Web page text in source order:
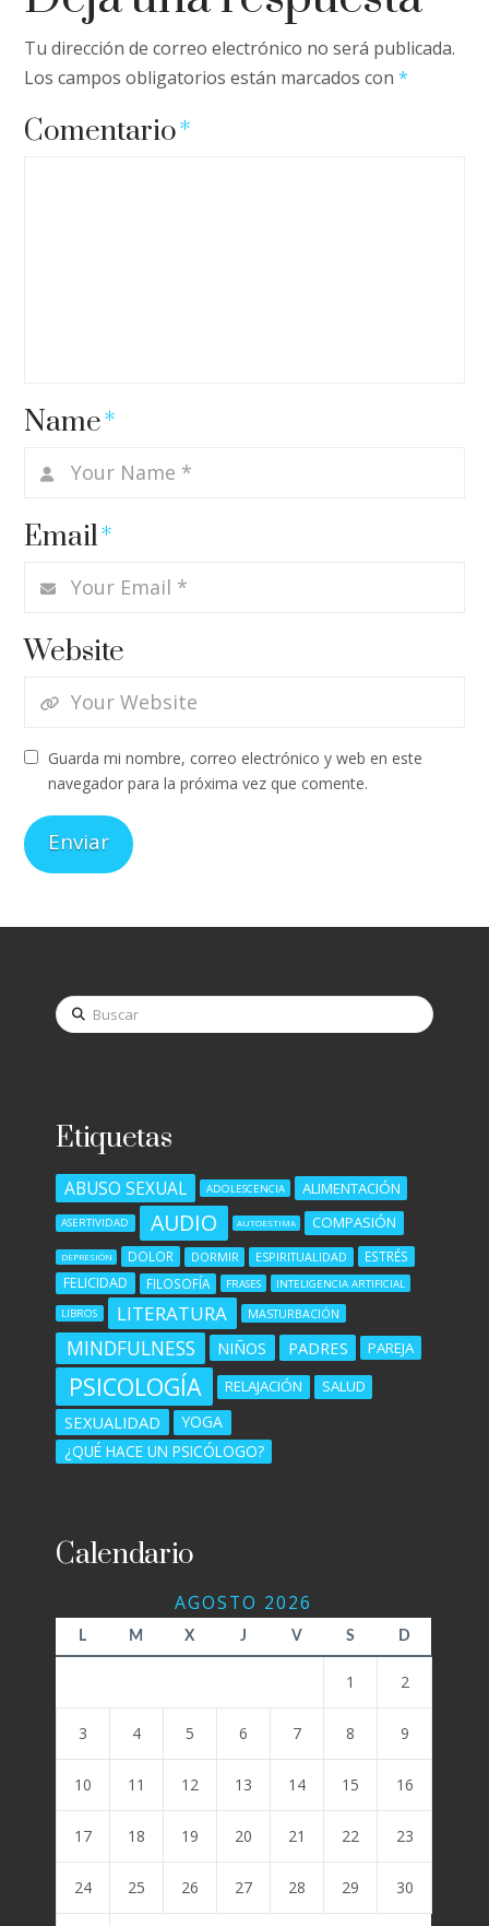
Tu dirección de correo electrónico no será publicada.
Los campos obligatorios están marcados con*
Comentario*
Name*
Email*
Website
Guarda mi nombre, correo electrónico y web en este
navegador para la próxima vez que comente.
Buscar
Etiquetas
ABUSO SEXUAL ADOLESCENCIA ALIMENTACIÓN
ASERTIVIDAD AUDIO AUTOESTIMA COMPASIÓN
DEPRESIÓN DOLOR DORMIR ESPIRITUALIDAD ESTRÉS
FELICIDAD FILOSOFÍA FRASES INTELIGENCIA ARTIFICIAL
LIBROS LITERATURA MASTURBACIÓN
MINDFULNESS NIÑOS PADRES PAREJA
PSICOLOGÍA RELAJACIÓN SALUD
SEXUALIDAD
YOGA
¿QUÉ HACE UN PSICÓLOGO?
Calendario
AGOSTO 2026
L M X J V S D
1 2
3 4 5 6 7 8 9
10 11 12 13 14 15 16
17 18 19 20 21 22 23
24 25 26 27 28 29 30